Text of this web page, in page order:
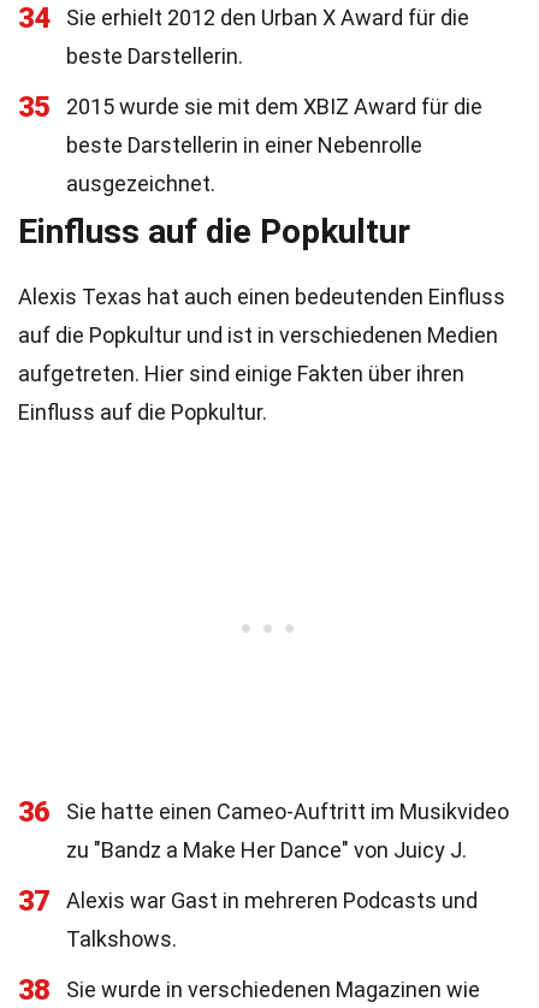
34
Sie erhielt 2012 den Urban X Award für die
beste Darstellerin.
35
2015 wurde sie mit dem XBIZ Award für die
beste Darstellerin in einer Nebenrolle
ausgezeichnet.
Einfluss auf die Popkultur
Alexis Texas hat auch einen bedeutenden Einfluss
auf die Popkultur und ist in verschiedenen Medien
aufgetreten. Hier sind einige Fakten über ihren
Einfluss auf die Popkultur.
36
Sie hatte einen Cameo-Auftritt im Musikvideo
zu "Bandz a Make Her Dance" von Juicy J.
37
Alexis war Gast in mehreren Podcasts und
Talkshows.
38
Sie wurde in verschiedenen Magazinen wie